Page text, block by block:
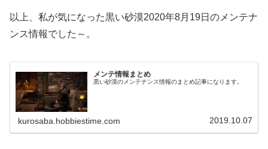
以上、私が気になった黒い砂漠2020年8月19日のメンテナ
ンス情報でした～。
メンテ情報まとめ
黒い砂漠のメンテナンス情報のまとめ記事になります。
kurosaba.hobbiestime.com 2019.10.07